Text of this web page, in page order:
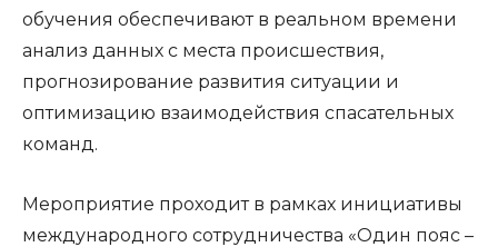
обучения обеспечивают в реальном времени
анализ данных с места происшествия,
прогнозирование развития ситуации и
оптимизацию взаимодействия спасательных
команд.
Мероприятие проходит в рамках инициативы
международного сотрудничества «Один пояс –